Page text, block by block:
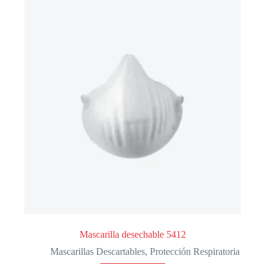
Mascarilla desechable 5412
Mascarillas Descartables,Protección Respiratoria